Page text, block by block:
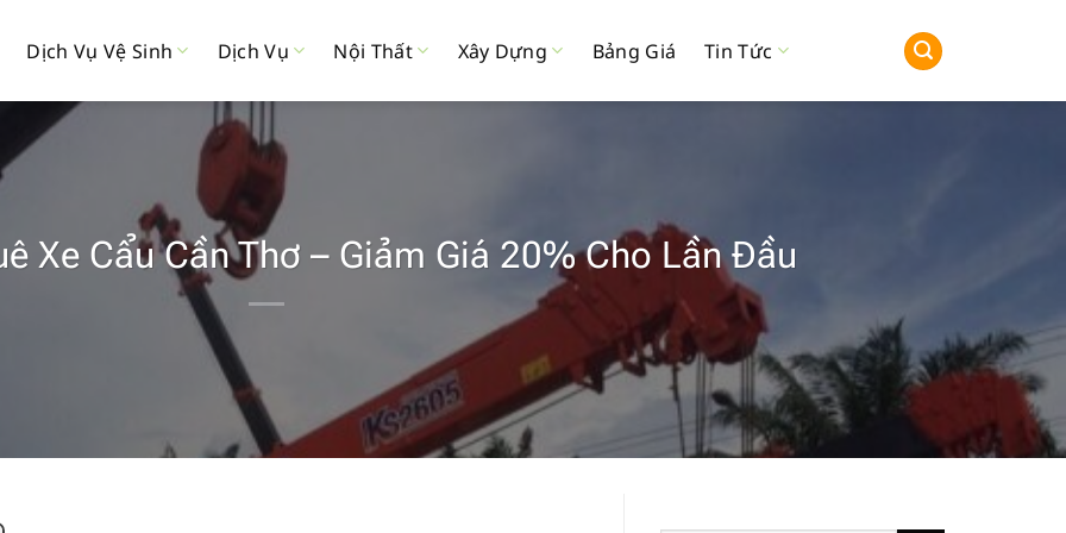
Dịch Vụ Vệ Sinh Dịch Vụ Nội Thất Xây Dựng Bảng Giá Tin Tức
Xe Cẩu Cần Thơ – Giảm Giá 20% Cho Lần Đầu